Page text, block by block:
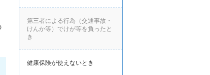
第三者による行為（交通事故・
けんか等）でけが等を負ったと
き
健康保険が使えないとき